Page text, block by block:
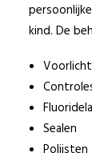
kind. De
Sealen